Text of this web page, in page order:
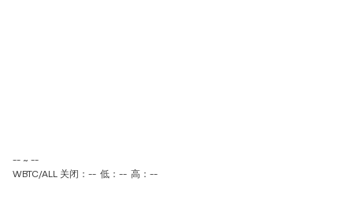
-- ~ --
WBTC/ALL 关闭：-- 低：-- 高：--